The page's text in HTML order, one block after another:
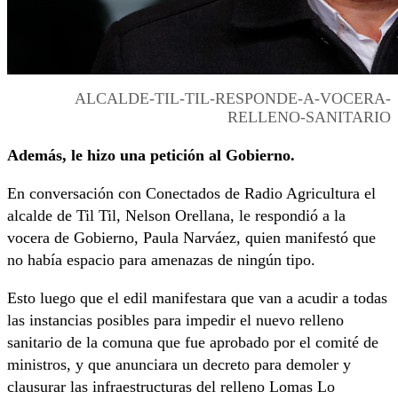
ALCALDE-TIL-TIL-RESPONDE-A-VOCERA-
RELLENO-SANITARIO
Además, le hizo una petición al Gobierno.
En conversación con Conectados de Radio Agricultura el
alcalde de Til Til, Nelson Orellana, le respondió a la
vocera de Gobierno, Paula Narváez, quien manifestó que
no había espacio para amenazas de ningún tipo.
Esto luego que el edil manifestara que van a acudir a todas
las instancias posibles para impedir el nuevo relleno
sanitario de la comuna que fue aprobado por el comité de
ministros, y que anunciara un decreto para demoler y
clausurar las infraestructuras del relleno Lomas Lo